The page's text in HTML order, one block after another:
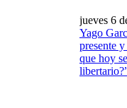
jueves 6
Yago
presente
que hoy